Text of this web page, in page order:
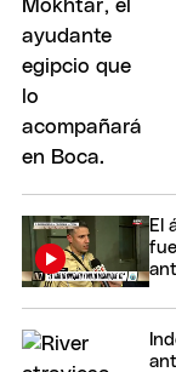
El